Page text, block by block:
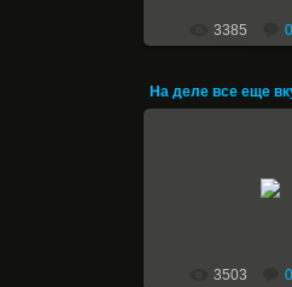
3385 0
На деле все еще
3503 0